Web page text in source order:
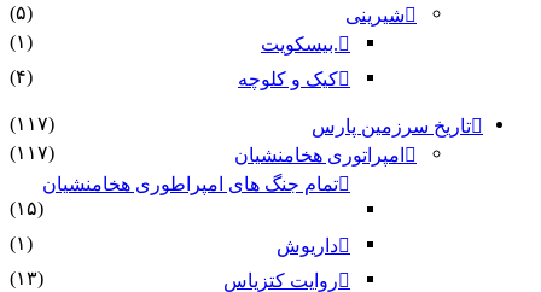
شیرینی
(۵)
.بیسکویت
(۱)
کیک و کلوچه
(۴)
تاریخ سرزمین پارس
(۱۱۷)
امپراتوری هخامنشیان
(۱۱۷)
تمام جنگ های امپراطوری هخامنشیان
(۱۵)
داریوش
(۱)
روایت کتزیاس
(۱۳)